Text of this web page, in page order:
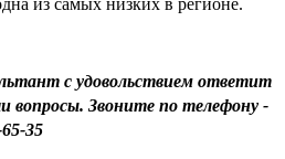
из самых низких в регионе.
с удовольствием ответит
вопросы. Звоните по телефону -
35